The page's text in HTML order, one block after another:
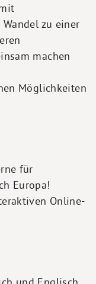
zu einer
machen
Möglichkeiten
für
Europa!
Online-